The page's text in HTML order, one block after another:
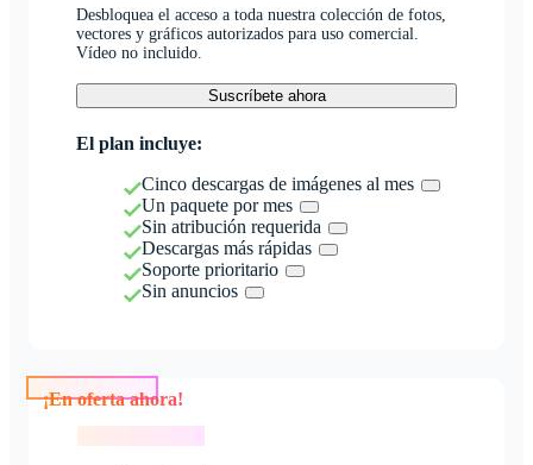
Desbloquea el acceso a toda nuestra colección de fotos,
vectores y gráficos autorizados para uso comercial.
Vídeo no incluido.
Suscríbete ahora
El plan incluye:
Cinco descargas de imágenes al mes
Un paquete por mes
Sin atribución requerida
Descargas más rápidas
Soporte prioritario
Sin anuncios